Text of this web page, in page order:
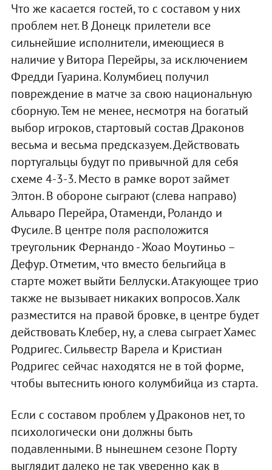
Что же касается гостей, то с составом у них
проблем нет. В Донецк прилетели все
сильнейшие исполнители, имеющиеся в
наличие у Витора Перейры, за исключением
Фредди Гуарина. Колумбиец получил
повреждение в матче за свою национальную
сборную. Тем не менее, несмотря на богатый
выбор игроков, стартовый состав Драконов
весьма и весьма предсказуем. Действовать
португальцы будут по привычной для себя
схеме 4-3-3. Место в рамке ворот займет
Элтон. В обороне сыграют (слева направо)
Альваро Перейра, Отаменди, Роландо и
Фусиле. В центре поля расположится
треугольник Фернандо - Жоао Моутиньо –
Дефур. Отметим, что вместо бельгийца в
старте может выйти Беллуски. Атакующее трио
также не вызывает никаких вопросов. Халк
разместится на правой бровке, в центре будет
действовать Клебер, ну, а слева сыграет Хамес
Родригес. Сильвестр Варела и Кристиан
Родригес сейчас находятся не в той форме,
чтобы вытеснить юного колумбийца из старта.
Если с составом проблем у Драконов нет, то
психологически они должны быть
подавленными. В нынешнем сезоне Порту
выглядит далеко не так уверенно как в